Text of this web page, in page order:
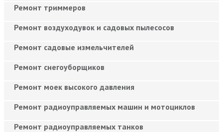
Ремонт триммеров
Ремонт воздуходувок и садовых пылесосов
Ремонт садовые измельчителей
Ремонт снегоуборщиков
Ремонт моек высокого давления
Ремонт радиоуправляемых машин и мотоциклов
Ремонт радиоуправляемых танков